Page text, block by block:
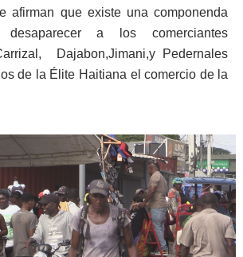
afirman que existe una componenda
desaparecer a los comerciantes
Dajabon,Jimani,y Pedernales
de la Élite Haitiana el comercio de la